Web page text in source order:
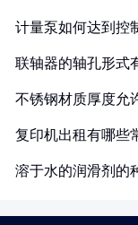
计量泵如何达到控
联轴器的轴孔形式
不锈钢材质厚度允
复印机出租有哪些
溶于水的润滑剂的